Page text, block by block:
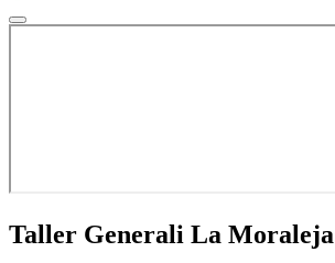
Taller Generali La Moraleja